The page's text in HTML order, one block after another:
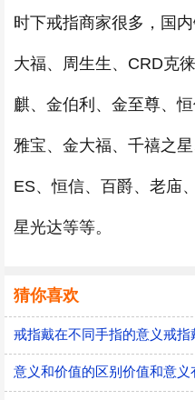
时下戒指商家很多，国
大福、周生生、CRD克
麒、金伯利、金至尊、
雅宝、金大福、千禧之
ES、恒信、百爵、老庙
星光达等等。
猜你喜欢
意义和价值的区别价值和意义